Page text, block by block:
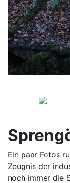
Ein paar Fotos
Zeugnis der
noch immer die